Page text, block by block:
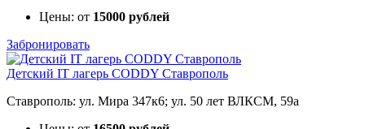
Цены: от 15000 рублей
Забронировать
Детский IT лагерь CODDY Ставрополь
Ставрополь: ул. Мира 347к6; ул. 50 лет ВЛКСМ, 59а